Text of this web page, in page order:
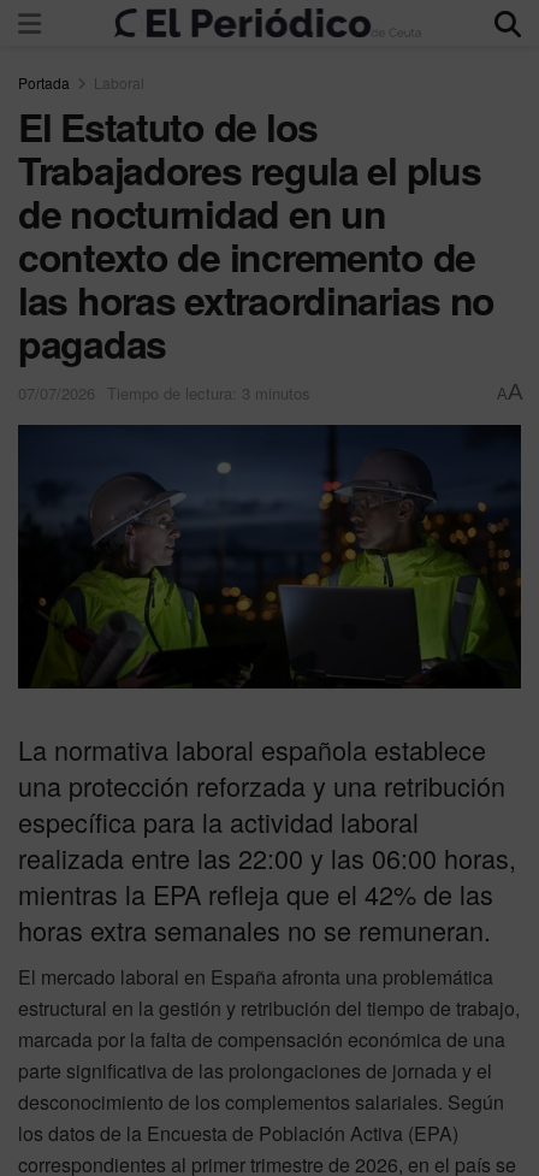
Portada Laboral
El Estatuto de los
Trabajadores regula el plus
de nocturnidad en un
contexto de incremento de
las horas extraordinarias no
pagadas
07/07/2026 Tiempo de lectura: 3 minutos AA
La normativa laboral española establece
una protección reforzada y una retribución
específica para la actividad laboral
realizada entre las 22:00 y las 06:00 horas,
mientras la EPA refleja que el 42% de las
horas extra semanales no se remuneran.
El mercado laboral en España afronta una problemática
estructural en la gestión y retribución del tiempo de trabajo,
marcada por la falta de compensación económica de una
parte significativa de las prolongaciones de jornada y el
desconocimiento de los complementos salariales. Según
los datos de la Encuesta de Población Activa (EPA)
correspondientes al primer trimestre de 2026, en el país se